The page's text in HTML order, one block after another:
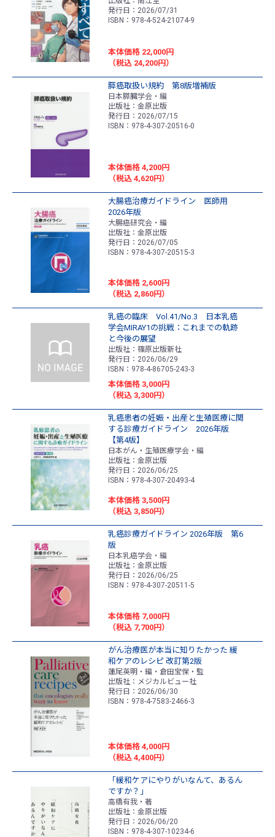
発行日：2026/07/31
ISBN：978-4-524-21074-9
本体価格 22,000円
（税込 24,200円）
膵癌取扱い規約 第8版増補版
日本膵臓学会・編
出版社：金原出版
発行日：2026/07/15
ISBN：978-4-307-20516-0
本体価格 4,200円
（税込 4,620円）
大腸癌治療ガイドライン 医師用
2026年版
大腸癌研究会・編
出版社：金原出版
発行日：2026/07/05
ISBN：978-4-307-20515-3
本体価格 2,600円
（税込 2,860円）
乳癌の臨床 Vol.41/No.3 日本乳癌
学会MIRAY1の挑戦：これまでの軌跡
と今後の展望
出版社：篠原出版新社
発行日：2026/06/29
ISBN：978-4-86705-243-3
本体価格 3,000円
（税込 3,300円）
乳癌患者の妊娠・出産と生殖医療に関
する診療ガイドライン 2026年版
【第4版】
日本がん・生殖医療学会・編
出版社：金原出版
発行日：2026/06/25
ISBN：978-4-307-20493-4
本体価格 3,500円
（税込 3,850円）
乳癌診療ガイドライン 2026年版 第6
版
日本乳癌学会・編
出版社：金原出版
発行日：2026/06/25
ISBN：978-4-307-20511-5
本体価格 7,000円
（税込 7,700円）
がん治療医が本当に知りたかった 緩
和ケアのレシピ 改訂第2版
蓮尾英明・編・倉田宝保・監
出版社：メジカルビュー社
発行日：2026/06/30
ISBN：978-4-7583-2466-3
本体価格 4,000円
（税込 4,400円）
「緩和ケアにやりがいなんて、あるん
ですか？」
高橋有我・著
出版社：金原出版
発行日：2026/06/20
ISBN：978-4-307-10234-6